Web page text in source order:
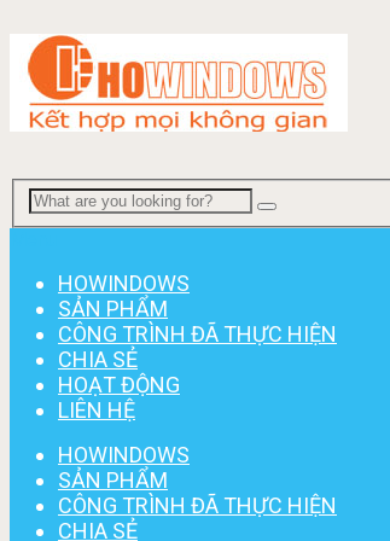
HOWINDOWS
SẢN PHẨM
CÔNG TRÌNH ĐÃ THỰC HIỆN
CHIA SẺ
HOẠT ĐỘNG
LIÊN HỆ
HOWINDOWS
SẢN PHẨM
CÔNG TRÌNH ĐÃ THỰC HIỆN
CHIA SẺ